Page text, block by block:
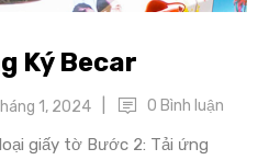
Ký Becar
1, 2024 0 Bình luận
giấy tờ Bước 2: Tải ứng